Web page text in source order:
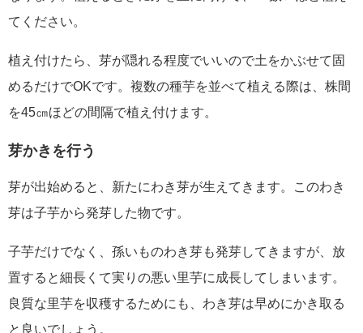
てください。
植え付けたら、芽が隠れる程度でいいので土をかぶせて固
めるだけでOKです。複数の種芋を並べて植える際は、株間
を45㎝ほどの間隔で植え付けます。
芽かきを行う
芽が出始めると、新たにわき芽が生えてきます。このわき
芽は子芋から発芽した物です。
子芋だけでなく、孫いものわき芽も発芽してきますが、放
置すると細長くて実りの悪い里芋に成長してしまいます。
良質な里芋を収穫するためにも、わき芽は早めにかき取る
と良いでしょう。